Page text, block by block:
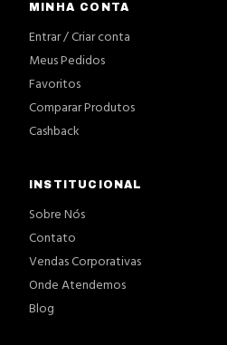
MINHA CONTA
Entrar / Criar conta
Meus Pedidos
Favoritos
Comparar Produtos
Cashback
INSTITUCIONAL
Sobre Nós
Contato
Vendas Corporativas
Onde Atendemos
Blog